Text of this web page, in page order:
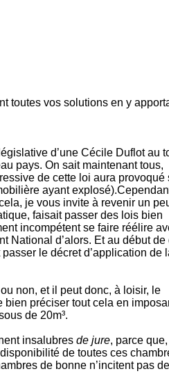
toutes vos solutions en y
d’une Cécile Duflot au
pays. On sait maintenant tous,
de cette loi aura provoqué
ayant
je vous invite à revenir un
faisait passer des lois bien
incompétent se faire réélire
National d’alors. Et au début de
le décret d’application de
non, et il peut donc, à loisir, le
bien préciser tout cela en
de 20m³.
insalubres de jure, parce que,
de toutes ces
de bonne n’incitent pas